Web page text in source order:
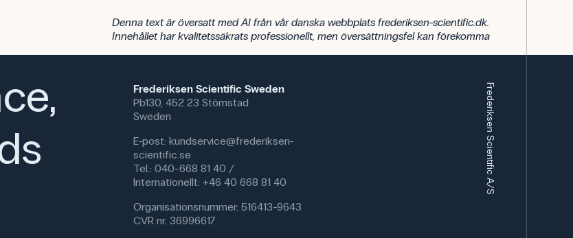
Denna text är översatt med AI från vår danska webbplats frederiksen-scientific.dk.
Innehållet har kvalitetssäkrats professionellt, men översättningsfel kan förekomma
Frederiksen Scientific Sweden
Pb130, 452 23 Stömstad
Sweden
E-post: kundservice@frederiksen-
scientific.se
Tel.: 040-668 81 40 /
Internationellt: +46 40 668 81 40
Organisationsnummer: 516413-9643
CVR nr. 36996617
Frederiksen Scientific A/S